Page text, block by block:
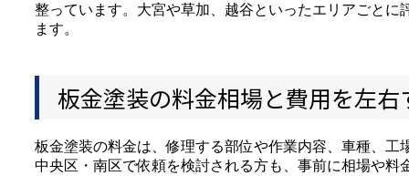
整っています。大宮や草加、越谷といったエリアごと
ます。
板金塗装の料金相場と費用を左
板金塗装の料金は、修理する部位や作業内容、車種、
中央区・南区で依頼を検討される方も、事前に相場や